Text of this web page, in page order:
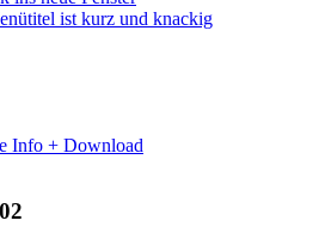
ist kurz und knackig
Info + Download